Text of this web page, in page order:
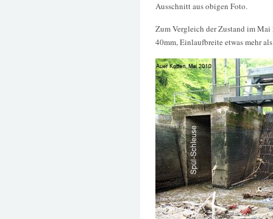
Ausschnitt aus obigen Foto.
Zum Vergleich der Zustand im
40mm, Einlaufbreite etwas mehr